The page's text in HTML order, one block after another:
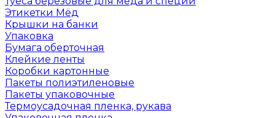
Этикетки Мёд
Крышки на банки
Упаковка
Бумага оберточная
Клейкие ленты
Коробки картонные
Пакеты полиэтиленовые
Пакеты упаковочные
Термоусадочная пленка, рукава